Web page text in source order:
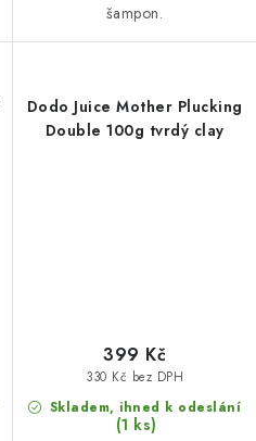
šampon.
Dodo Juice Mother Plucking
Double 100g tvrdý clay
Skladem, ihned k odeslání
(1 ks)
330 Kč bez DPH
399 Kč